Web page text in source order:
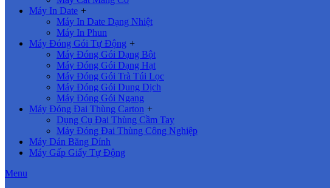
Máy In Date +
Máy In Date Dạng Nhiệt
Máy In Phun
Máy Đóng Gói Tự Động +
Máy Đóng Gói Dạng Bột
Máy Đóng Gói Dạng Hạt
Máy Đóng Gói Trà Túi Lọc
Máy Đóng Gói Dung Dịch
Máy Đóng Gói Ngang
Máy Đóng Đai Thùng Carton +
Dụng Cụ Đai Thùng Cầm Tay
Máy Đóng Đai Thùng Công Nghiệp
Máy Dán Băng Dính
Máy Gấp Giấy Tự Động
Menu